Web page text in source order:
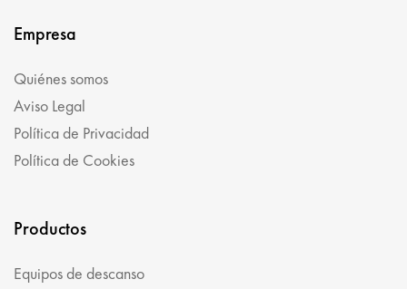
Empresa
Quiénes somos
Aviso Legal
Política de Privacidad
Política de Cookies
Productos
Equipos de descanso